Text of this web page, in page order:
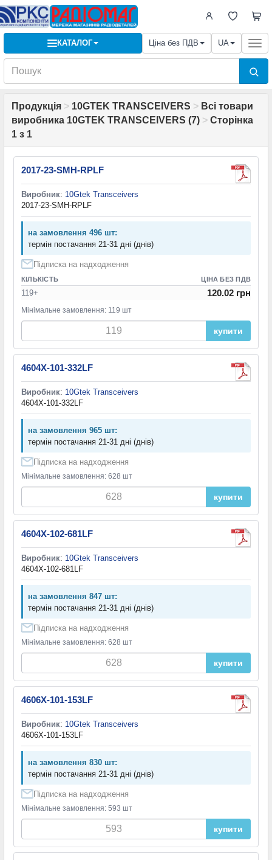
КАТАЛОГ Ціна без ПДВ UA
Продукція > 10GTEK TRANSCEIVERS > Всі товари
виробника 10GTEK TRANSCEIVERS (7) > Сторінка
1 з 1
2017-23-SMH-RPLF
Виробник: 10Gtek Transceivers
2017-23-SMH-RPLF
на замовлення 496 шт:
термін постачання 21-31 дні (днів)
Підписка на надходження
КІЛЬКІСТЬ ЦІНА БЕЗ ПДВ
119+ 120.02 грн
Мінімальне замовлення: 119 шт
купити
4604X-101-332LF
Виробник: 10Gtek Transceivers
4604X-101-332LF
на замовлення 965 шт:
термін постачання 21-31 дні (днів)
Підписка на надходження
Мінімальне замовлення: 628 шт
купити
4604X-102-681LF
Виробник: 10Gtek Transceivers
4604X-102-681LF
на замовлення 847 шт:
термін постачання 21-31 дні (днів)
Підписка на надходження
Мінімальне замовлення: 628 шт
купити
4606X-101-153LF
Виробник: 10Gtek Transceivers
4606X-101-153LF
на замовлення 830 шт:
термін постачання 21-31 дні (днів)
Підписка на надходження
Мінімальне замовлення: 593 шт
купити